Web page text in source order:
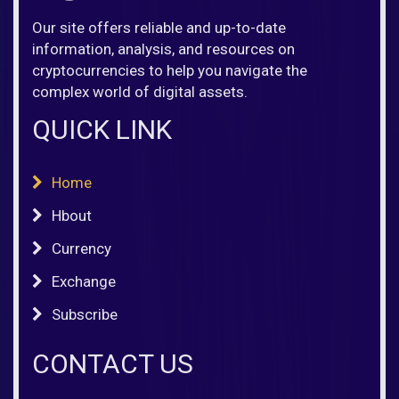
Our site offers reliable and up-to-date
information, analysis, and resources on
cryptocurrencies to help you navigate the
complex world of digital assets.
QUICK LINK
Home
Hbout
Currency
Exchange
Subscribe
CONTACT US